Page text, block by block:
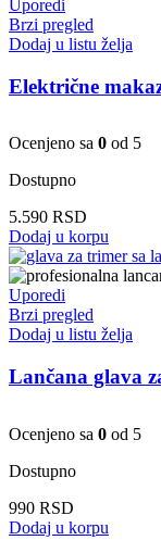
Uporedi
Brzi pregled
Dodaj u listu želja
Električne
Ocenjeno sa 0 od 5
Dostupno
5.590 RSD
Dodaj u korpu
Uporedi
Brzi pregled
Dodaj u listu želja
Lančana glava
Ocenjeno sa 0 od 5
Dostupno
990 RSD
Dodaj u korpu